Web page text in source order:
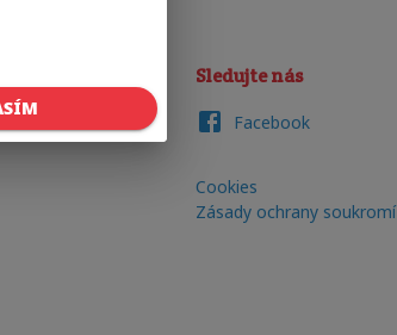
Sledujte nás
Facebook
Cookies
Zásady ochrany soukromí